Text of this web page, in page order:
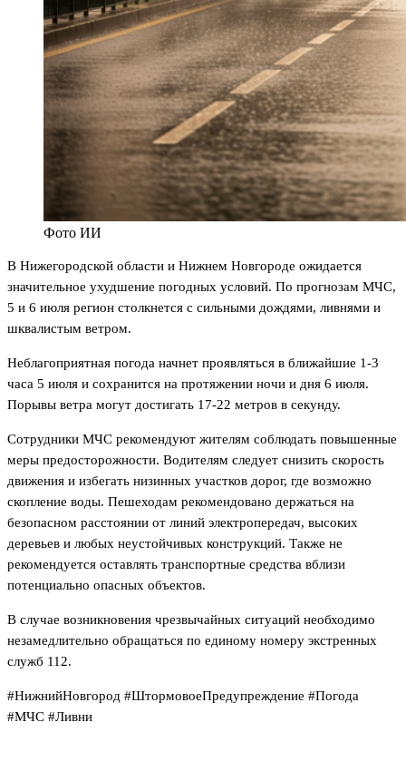
Фото ИИ
В Нижегородской области и Нижнем Новгороде ожидается
значительное ухудшение погодных условий. По прогнозам МЧС,
5 и 6 июля регион столкнется с сильными дождями, ливнями и
шквалистым ветром.
Неблагоприятная погода начнет проявляться в ближайшие 1-3
часа 5 июля и сохранится на протяжении ночи и дня 6 июля.
Порывы ветра могут достигать 17-22 метров в секунду.
Сотрудники МЧС рекомендуют жителям соблюдать повышенные
меры предосторожности. Водителям следует снизить скорость
движения и избегать низинных участков дорог, где возможно
скопление воды. Пешеходам рекомендовано держаться на
безопасном расстоянии от линий электропередач, высоких
деревьев и любых неустойчивых конструкций. Также не
рекомендуется оставлять транспортные средства вблизи
потенциально опасных объектов.
В случае возникновения чрезвычайных ситуаций необходимо
незамедлительно обращаться по единому номеру экстренных
служб 112.
#НижнийНовгород #ШтормовоеПредупреждение #Погода
#МЧС #Ливни